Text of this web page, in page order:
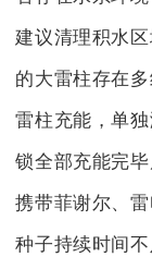
建议清理积水
的大雷柱存在
雷柱充能，单
锁全部充能完
携带菲谢尔、
种子持续时间